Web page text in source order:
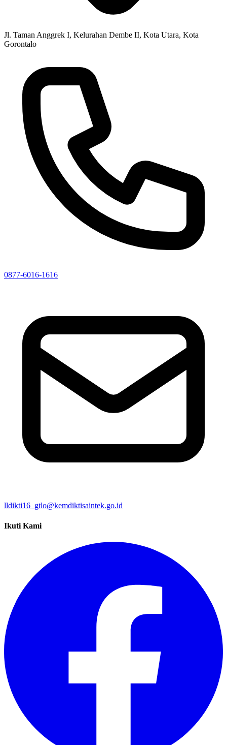
Jl. Taman Anggrek I, Kelurahan Dembe II, Kota Utara, Kota
Gorontalo
0877-6016-1616
lldikti16_gtlo@kemdiktisaintek.go.id
Ikuti Kami